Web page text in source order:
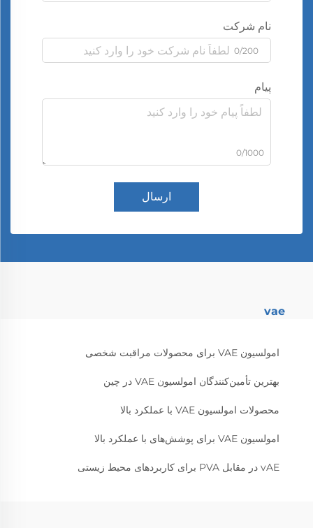
نام شرکت
0/200
پیام
0/1000
ارسال
vae
امولسیون VAE برای محصولات مراقبت شخصی
بهترین تأمین‌کنندگان امولسیون VAE در چین
محصولات امولسیون VAE با عملکرد بالا
امولسیون VAE برای پوشش‌های با عملکرد بالا
vAE در مقابل PVA برای کاربردهای محیط زیستی